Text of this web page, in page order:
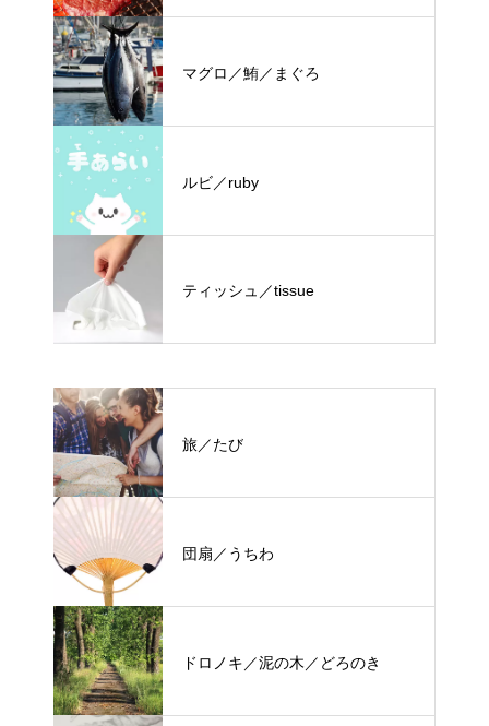
マグロ／鮪／まぐろ
ルビ／ruby
ティッシュ／tissue
旅／たび
団扇／うちわ
ドロノキ／泥の木／どろのき